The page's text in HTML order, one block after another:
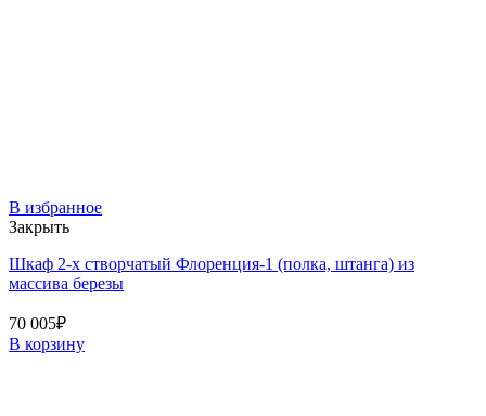
В избранное
Закрыть
Шкаф 2-х створчатый Флоренция-1 (полка, штанга) из
массива березы
70 005₽
В корзину